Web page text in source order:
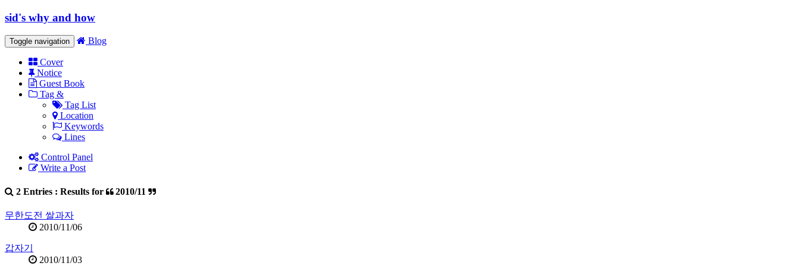
sid's why and how
Toggle navigation Blog
Cover
Notice
Guest Book
Tag &
Tag List
Location
Keywords
Lines
Control Panel
Write a Post
2 Entries : Results for 2010/11
무한도전 쌀과자
2010/11/06
갑자기
2010/11/03